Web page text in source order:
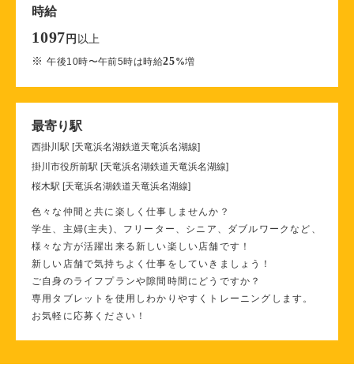
時給
1097 円 以上
※午後10時〜午前5時は時給25%増
最寄り駅
西掛川駅 [天竜浜名湖鉄道天竜浜名湖線]
掛川市役所前駅 [天竜浜名湖鉄道天竜浜名湖線]
桜木駅 [天竜浜名湖鉄道天竜浜名湖線]
色々な仲間と共に楽しく仕事しませんか？
学生、主婦(主夫)、フリーター、シニア、ダブルワークなど、
様々な方が活躍出来る新しい楽しい店舗です！
新しい店舗で気持ちよく仕事をしていきましょう！
ご自身のライフプランや隙間時間にどうですか？
専用タブレットを使用しわかりやすくトレーニングします。
お気軽に応募ください！